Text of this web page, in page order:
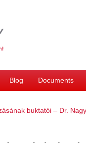
Blog Documents
buktatói – Dr.